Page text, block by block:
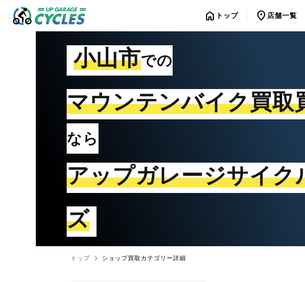
home トップ location_on 店舗一覧
小山市での
マウンテンバイク買取
なら
アップガレージサイク
ズ
トップ ショップ買取カテゴリー詳細